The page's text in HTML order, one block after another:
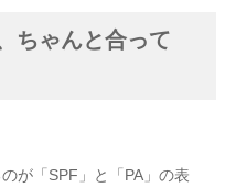
ちゃんと合って
が「SPF」と「PA」の表